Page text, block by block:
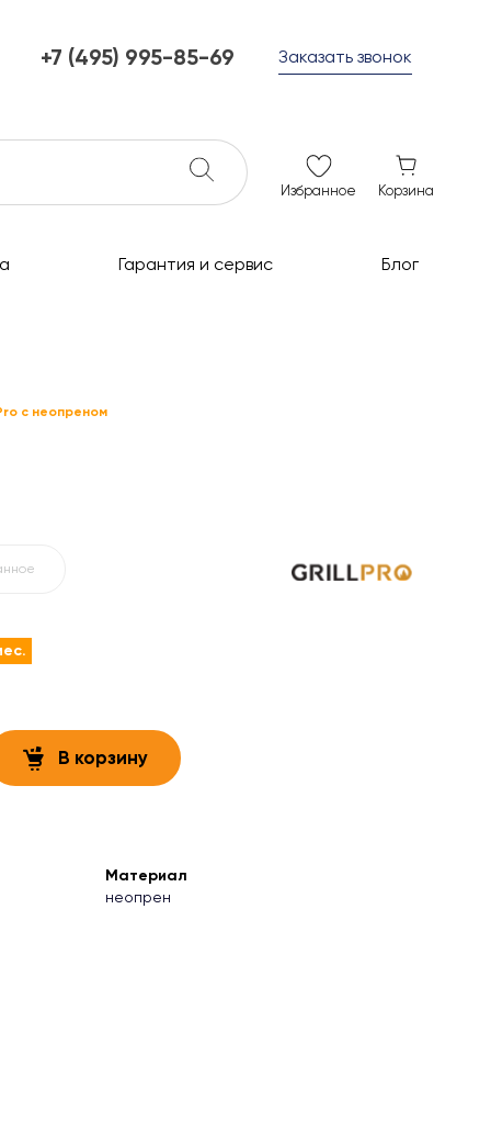
+7 (495) 995-85-69
ежедневно с 10 до 21
Заказать звонок
Избранное Корзина
Гарантия и сервис Блог
с неопреном
В корзину
Материал
неопрен